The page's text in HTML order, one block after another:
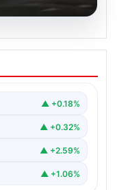
4 Katlı
tahliye
▲ +0.18%
▲ +0.32%
▲ +2.59%
▲ +1.06%